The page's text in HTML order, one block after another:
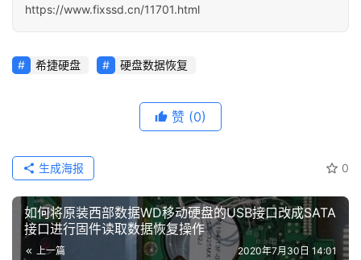
https://www.fixssd.cn/11701.html
希捷硬盘 硬盘数据恢复
赞 (0)
0
生成海报
如何将原装西部数据WD移动硬盘的USB接口改成SATA
接口进行固件读取数据恢复操作
上一篇 2020年7月30日 14:01